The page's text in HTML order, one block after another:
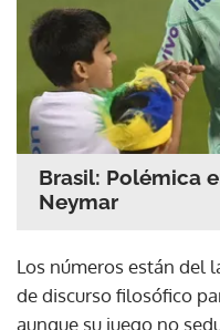
Brasil: Polémica
Neymar
Los números están del
de discurso filosófico
aunque su juego no